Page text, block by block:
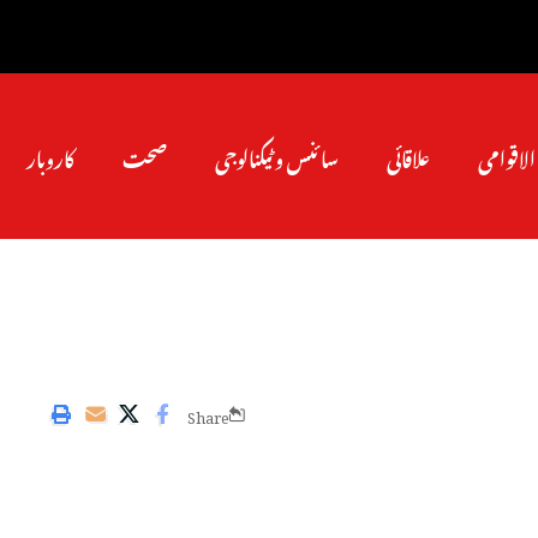
علاقائی سائنس و ٹیکنالوجی صحت کاروبار
Share